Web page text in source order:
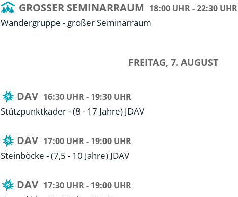
GROSSER SEMINARRAUM 18:00 UHR - 22:30 UHR
Wandergruppe - großer Seminarraum
FREITAG, 7. AUGUST
DAV 16:30 UHR - 19:30 UHR
Stützpunktkader - (8 - 17 Jahre) JDAV
DAV 17:00 UHR - 19:00 UHR
Steinböcke - (7,5 - 10 Jahre) JDAV
DAV 17:30 UHR - 19:00 UHR